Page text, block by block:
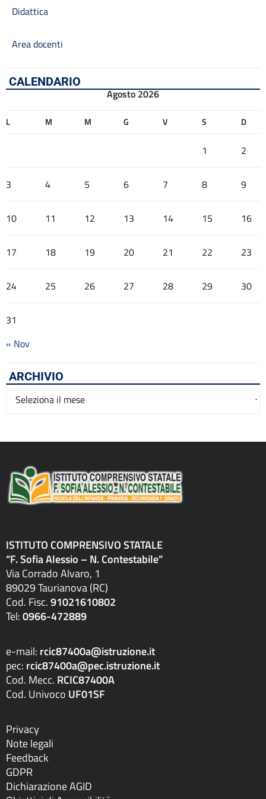
Didattica
Area docenti
CALENDARIO
Agosto 2026
L M M G V S D
1 2
3 4 5 6 7 8 9
10 11 12 13 14 15 16
17 18 19 20 21 22 23
24 25 26 27 28 29 30
31
« Nov
ARCHIVIO
Archivio
ISTITUTO COMPRENSIVO STATALE
“F. Sofia Alessio – N. Contestabile”
Via Corrado Alvaro, 1
89029 Taurianova (RC)
Cod. Fisc.91021610802
Tel:0966-472889
e-mail: rcic87400a@istruzione.it
pec: rcic87400a@pec.istruzione.it
Cod. Mecc. RCIC87400A
Cod. Univoco UF01SF
Privacy
Note legali
Feedback
GDPR
Dichiarazione AGID